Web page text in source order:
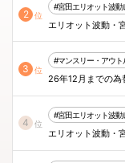
2 位
#宮田エリオット波
エリオット波動・
3 位
#マンスリー・アウト
26年12月までの為
4 位
#宮田エリオット波
エリオット波動・